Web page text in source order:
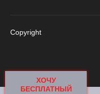
Copyright
ХОЧУ
БЕСПЛАТНЫЙ